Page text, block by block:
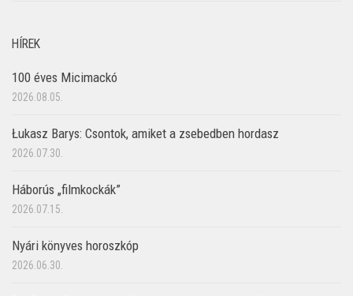
HÍREK
100 éves Micimackó
2026.08.05.
Łukasz Barys: Csontok, amiket a zsebedben hordasz
2026.07.30.
Háborús „filmkockák”
2026.07.15.
Nyári könyves horoszkóp
2026.06.30.